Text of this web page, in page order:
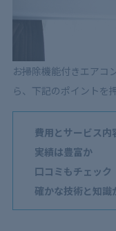
お掃除機能付きエアコ
ら、下記のポイントを
費用とサービス
実績は豊富か
口コミもチェック
確かな技術と知識